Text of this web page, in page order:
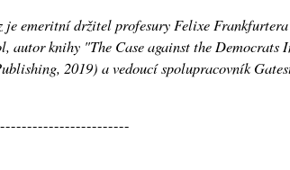
emeritní držitel profesury Felixe
autor knihy "The Case against the Democrats
2019) a vedoucí spolupracovník